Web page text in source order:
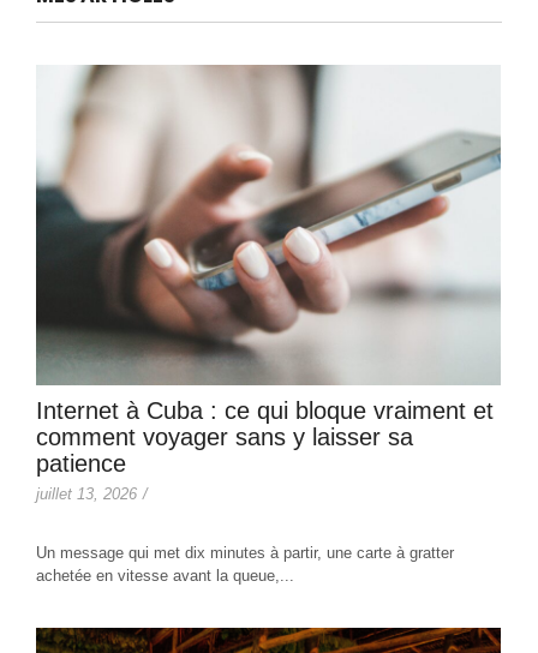
Internet à Cuba : ce qui bloque vraiment et
comment voyager sans y laisser sa
patience
juillet 13, 2026 /
Un message qui met dix minutes à partir, une carte à gratter
achetée en vitesse avant la queue,...